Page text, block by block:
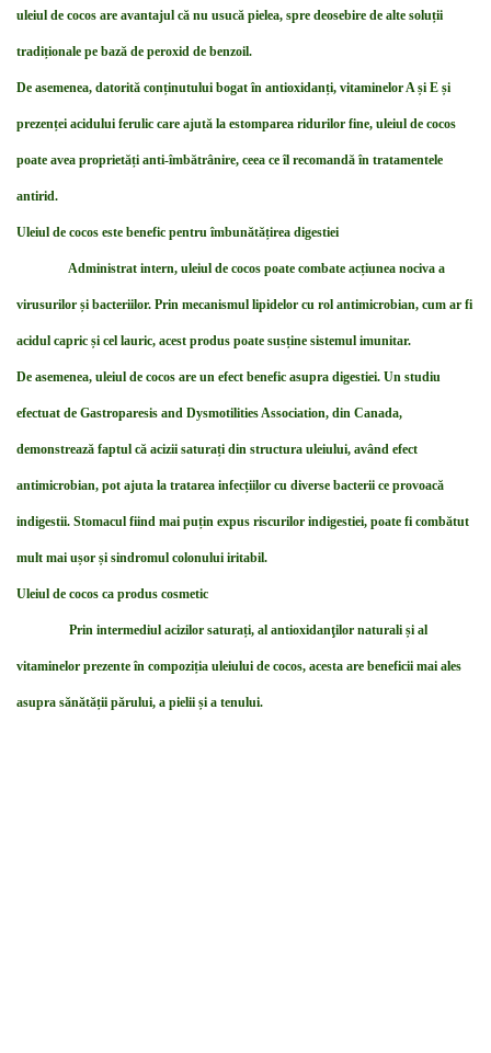
uleiul de cocos are avantajul că nu usucă pielea, spre deosebire de alte soluții
tradiționale pe bază de peroxid de benzoil.
De asemenea, datorită conținutului bogat în antioxidanți, vitaminelor A și E și
prezenței acidului ferulic care ajută la estomparea ridurilor fine, uleiul de cocos
poate avea proprietăți anti-îmbătrânire, ceea ce îl recomandă în tratamentele
antirid.
Uleiul de cocos este benefic pentru îmbunătățirea digestiei
Administrat intern, uleiul de cocos poate combate acțiunea nociva a
virusurilor și bacteriilor. Prin mecanismul lipidelor cu rol antimicrobian, cum ar fi
acidul capric și cel lauric, acest produs poate susține sistemul imunitar.
De asemenea, uleiul de cocos are un efect benefic asupra digestiei. Un studiu
efectuat de Gastroparesis and Dysmotilities Association, din Canada,
demonstrează faptul că acizii saturați din structura uleiului, având efect
antimicrobian, pot ajuta la tratarea infecțiilor cu diverse bacterii ce provoacă
indigestii. Stomacul fiind mai puțin expus riscurilor indigestiei, poate fi combătut
mult mai ușor și sindromul colonului iritabil.
Uleiul de cocos ca produs cosmetic
Prin intermediul acizilor saturați, al antioxidanţilor naturali și al
vitaminelor prezente în compoziția uleiului de cocos, acesta are beneficii mai ales
asupra sănătății părului, a pielii și a tenului.